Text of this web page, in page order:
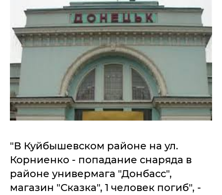
"В Куйбышевском районе на ул.
Корниенко - попадание снаряда в
районе универмага "Донбасс",
магазин "Сказка", 1 человек погиб", -